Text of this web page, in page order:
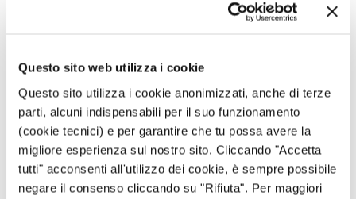
Questo sito web utilizza i cookie
Questo sito utilizza i cookie anonimizzati, anche di terze
parti, alcuni indispensabili per il suo funzionamento
(cookie tecnici) e per garantire che tu possa avere la
migliore esperienza sul nostro sito. Cliccando "Accetta
tutti" acconsenti all'utilizzo dei cookie, è sempre possibile
negare il consenso cliccando su "Rifiuta". Per maggiori
di Google.
Avvertimi via email in caso di risposte al mio
Avvertimi via email alla pubblicazione di un nuovo
articolo.